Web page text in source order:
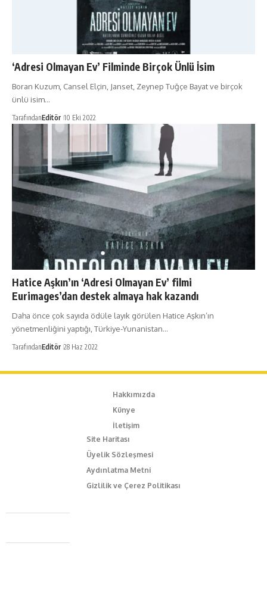
‘Adresi Olmayan Ev’ Filminde Birçok Ünlü İsim
Boran Kuzum, Cansel Elçin, Janset, Zeynep Tuğçe Bayat ve birçok
ünlü isim…
TarafındanEditör 10 Eki 2022
Hatice Aşkın’ın ‘Adresi Olmayan Ev’ filmi
Eurimages’dan destek almaya hak kazandı
Daha önce çok sayıda ödüle layık görülen Hatice Aşkın’ın
yönetmenliğini yaptığı, Türkiye-Yunanistan…
TarafındanEditör 28 Haz 2022
Hakkımızda
Künye
İletişim
Site Haritası
Üyelik Sözleşmesi
Aydınlatma Metni
Gizlilik ve Çerez Politikası
Caferağa Mah. Dr. Şakir Paşa Sok. No3/A Kadıköy İstanbul
+90 543 345 46 00